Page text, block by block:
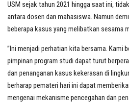
USM sejak tahun 2021 hingga saat ini,
antara dosen dan mahasiswa. Namun
beberapa kasus yang melibatkan sesama
”Ini menjadi perhatian kita bersama. Kami
pimpinan program studi dapat turut
dan penanganan kasus kekerasan di
berharap pemateri hari ini dapat
mengenai mekanisme pencegahan dan